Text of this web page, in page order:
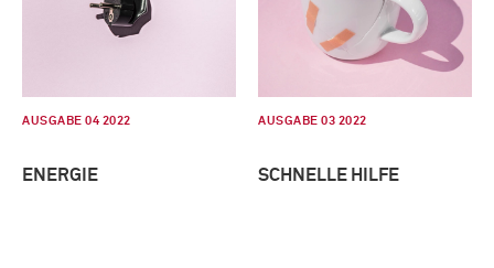
AUSGABE 04 2022
ENERGIE
AUSGABE 03 2022
SCHNELLE HILFE